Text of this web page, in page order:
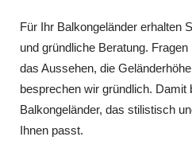
Für Ihr Balkongeländer erhalten
und gründliche Beratung.
das Aussehen, die
besprechen wir gründlich. Damit
Balkongeländer, das stilistisch
Ihnen passt.